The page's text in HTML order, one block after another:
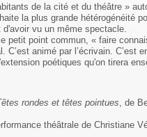
de la cité et du théâtre »
la plus grande hétérogénéité
vu un même spectacle.
petit point commun, « faire
animé par l’écrivain. C’est
poétiques qu'on tirera
rondes et têtes pointues , de
théâtrale de Christiane